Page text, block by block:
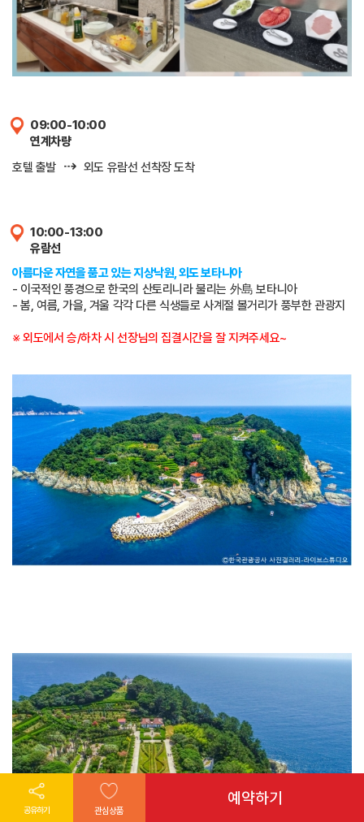
09:00-10:00
연계차량
호텔 출발 ⇢ 외도 유람선 선착장 도착
10:00-13:00
유람선
아름다운 자연을 품고 있는 지상낙원, 외도 보타니아
- 이국적인 풍경으로 한국의 산토리니라 불리는 外島 보타니아
- 봄, 여름, 가을, 겨울 각각 다른 식생들로 사계절 볼거리가 풍부한 관광지
※ 외도에서 승/하차 시 선장님의 집결시간을 잘 지켜주세요~
공유하기 관심상품
예약하기